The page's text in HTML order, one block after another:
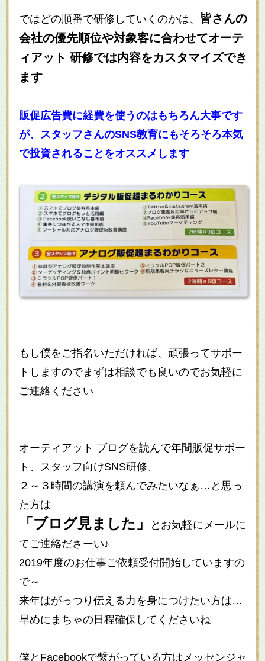
ではどの順番で研修していくのかは、 皆さんの
会社の優先順位や対象客に合わせてオーテ
ィアット 研修では内容をカスタマイズでき
ます
販促広告費に経費を使うのはもちろん大事です
が、スタッフさんのSNS教育にもそろそろ本気
で投資されることをオススメします
もし僕をご指名いただければ、頑張ってサポー
トしますのでまずは相談でも良いのでお気軽に
ご連絡ください
オーティアット ブログを読んで年間販促サポー
ト、スタッフ向けSNS研修、
２～３時間の講演を頼んでみたいなぁ … と思っ
た方は
「ブログ見ました」
とお気軽にメールに
てご連絡ださーい♪
2019年度のお仕事ご依頼受付開始していますの
で～
来年はがっつり伝える力を身につけたい方は…
早めにまちゃの日程確保してくださいね
僕と Facebookで繋がっている方はメッセンジャ